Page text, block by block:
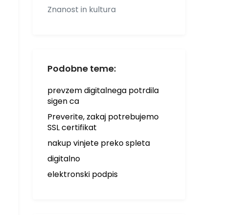
Znanost in kultura
Podobne teme:
prevzem digitalnega potrdila
sigen ca
Preverite, zakaj potrebujemo
SSL certifikat
nakup vinjete preko spleta
digitalno
elektronski podpis